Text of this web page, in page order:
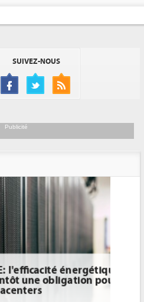
SUIVEZ-NOUS
Publicité
énergétique
pour les